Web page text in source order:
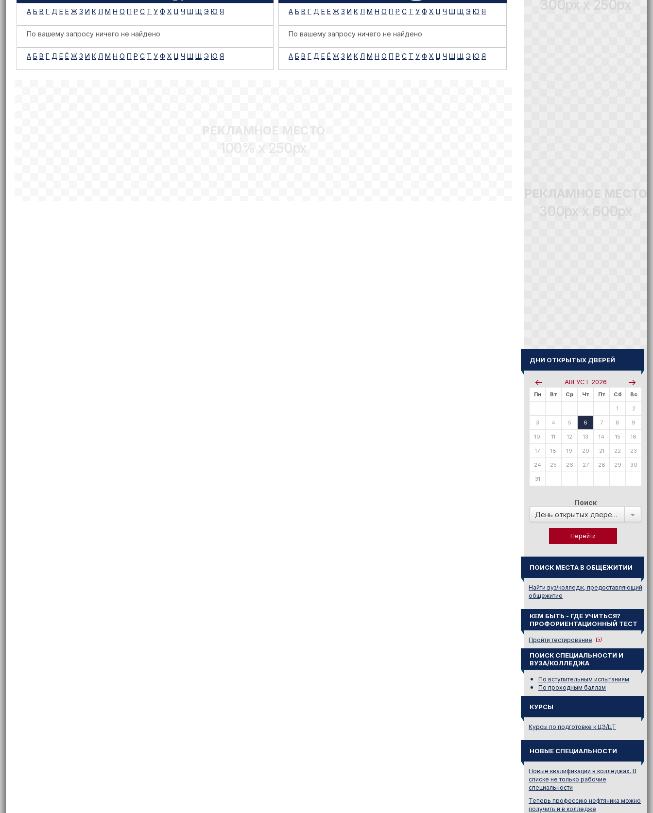
А Б В Г Д Е Ё Ж З И К Л М Н О П Р С Т У Ф Х Ц Ч Ш Щ Э Ю Я А Б В Г Д Е Ё Ж З И К Л М Н О П Р С Т У Ф Х Ц Ч Ш Щ Э Ю Я
По вашему запросу ничего не найдено По вашему запросу ничего не найдено
А Б В Г Д Е Ё Ж З И К Л М Н О П Р С Т У Ф Х Ц Ч Ш Щ Э Ю Я А Б В Г Д Е Ё Ж З И К Л М Н О П Р С Т У Ф Х Ц Ч Ш Щ Э Ю Я
РЕКЛАМНОЕ МЕСТО
100% x 250px
300px x 250px
РЕКЛАМНОЕ МЕСТО
300px x 600px
ДНИ ОТКРЫТЫХ ДВЕРЕЙ
АВГУСТ 2026
Пн Вт Ср Чт Пт Сб Вс
1 2
3 4 5 6 7 8 9
10 11 12 13 14 15 16
17 18 19 20 21 22 23
24 25 26 27 28 29 30
31
Поиск
День открытых дверей в:
ПОИСК МЕСТА В ОБЩЕЖИТИИ
Найти вуз/колледж, предоставляющий
общежитие
КЕМ БЫТЬ - ГДЕ УЧИТЬСЯ?
ПРОФОРИЕНТАЦИОННЫЙ ТЕСТ
Пройти тестирование
ПОИСК СПЕЦИАЛЬНОСТИ И
ВУЗА/КОЛЛЕДЖА
По вступительным испытаниям
По проходным баллам
КУРСЫ
Курсы по подготовке к ЦЭ/ЦТ
НОВЫЕ СПЕЦИАЛЬНОСТИ
Новые квалификации в колледжах. В
списке не только рабочие
специальности
Теперь профессию нефтяника можно
получить и в колледже